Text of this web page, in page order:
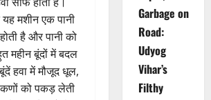
यह मशीन एक पानी
है और पानी को
महीन बूंदों में बदल
हवा में मौजूद धूल,
को पकड़ लेती
Garbage on
Road:
Udyog
Vihar’s
Filthy